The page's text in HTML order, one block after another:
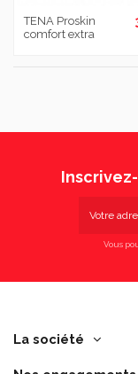
TENA Proskin
comfort extra
Vous
La société